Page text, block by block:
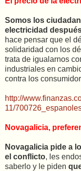
Somos los
electricidad
hace pensar que el
solidaridad con los
trata de igualarnos
industriales en
contra los
http://
11/
Novagalicia,
Novagalicia pide a
el conflicto, les
saberlo y le piden